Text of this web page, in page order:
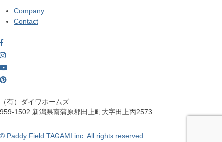
Company
Contact
（有）ダイワホームズ
959-1502 新潟県南蒲原郡田上町大字田上丙2573
© Paddy Field TAGAMI inc. All rights reserved.